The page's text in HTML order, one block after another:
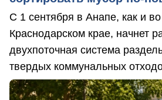
С 1 сентября в Анапе, как и
Краснодарском крае, начнет
двухпоточная система
твердых коммунальных